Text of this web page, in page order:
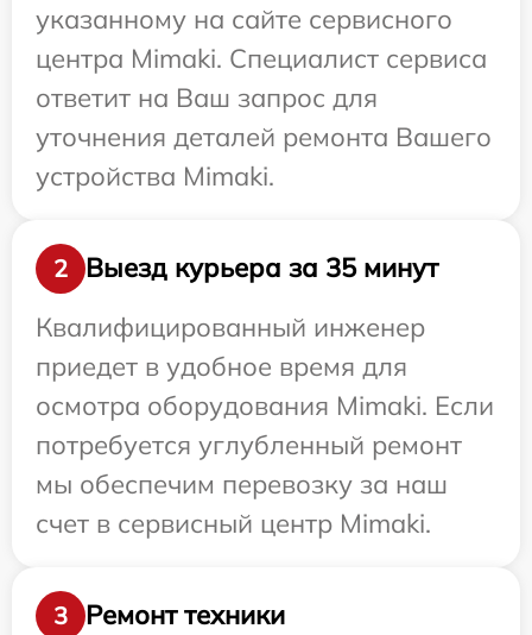
указанному на сайте сервисного
центра Mimaki. Специалист сервиса
ответит на Ваш запрос для
уточнения деталей ремонта Вашего
устройства Mimaki.
2
Выезд курьера за 35 минут
Квалифицированный инженер
приедет в удобное время для
осмотра оборудования Mimaki. Если
потребуется углубленный ремонт
мы обеспечим перевозку за наш
счет в сервисный центр Mimaki.
3 Ремонт техники